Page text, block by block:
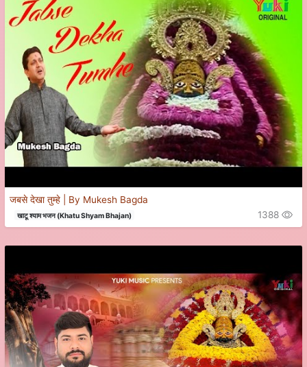
जबसे देखा तुम्हे | By Mukesh Bagda
खाटू श्याम भजन (Khatu Shyam Bhajan) 1388